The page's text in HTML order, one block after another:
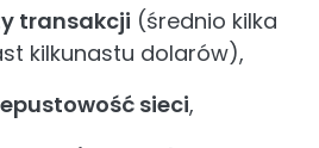
transakcji (średnio kilka
kilkunastu dolarów),
sieci,